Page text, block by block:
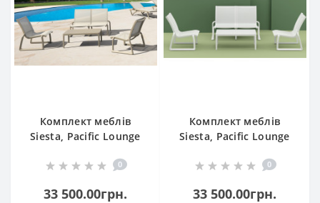
Комплект меблів
Siesta, Pacific Lounge
237 Taupe
0
33 500.00грн.
Комплект меблів
Siesta, Pacific Lounge
237 White
0
33 500.00грн.